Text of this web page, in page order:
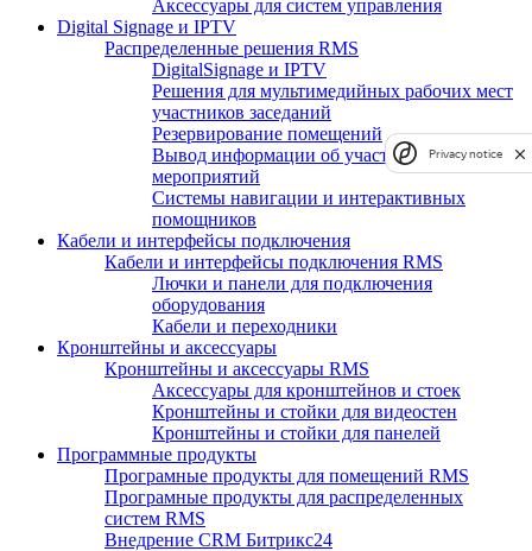
Аксессуары для систем управления
Digital Signage и IPTV
Распределенные решения RMS
DigitalSignage и IPTV
Решения для мультимедийных рабочих мест
участников заседаний
Резервирование помещений
Вывод информации об участниках
мероприятий
Системы навигации и интерактивных
помощников
Кабели и интерфейсы подключения
Кабели и интерфейсы подключения RMS
Лючки и панели для подключения
оборудования
Кабели и переходники
Кронштейны и аксессуары
Кронштейны и аксессуары RMS
Аксессуары для кронштейнов и стоек
Кронштейны и стойки для видеостен
Кронштейны и стойки для панелей
Программные продукты
Програмные продукты для помещений RMS
Програмные продукты для распределенных
систем RMS
Внедрение CRM Битрикс24
Privacy notice